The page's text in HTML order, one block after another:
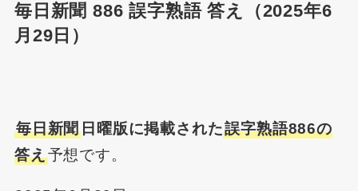
毎日新聞 886 誤字熟語 答え（2025年6
月29日）
毎日新聞 日曜版に掲載された誤字熟語886の
答え予想です。